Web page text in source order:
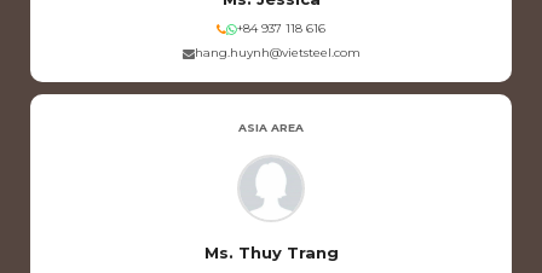
+84 937 118 616
hang.huynh@vietsteel.com
ASIA AREA
Ms. Thuy Trang